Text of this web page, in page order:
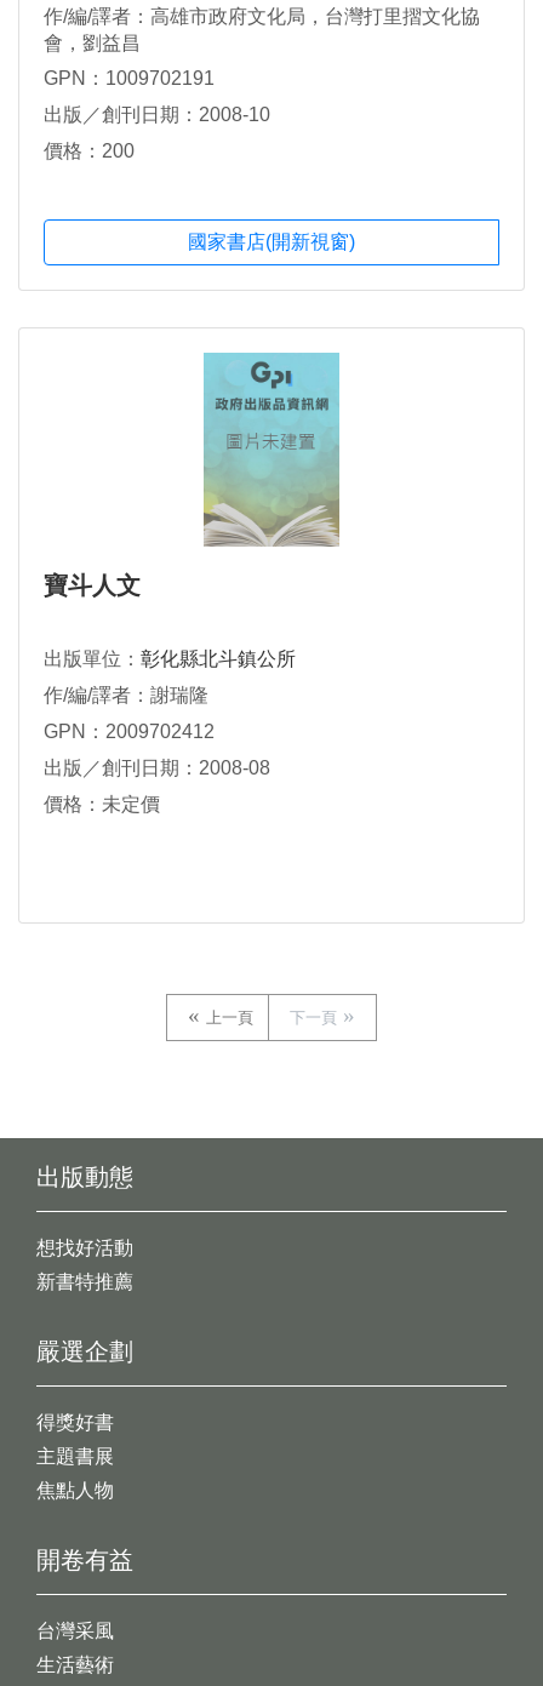
作/編/譯者：高雄市政府文化局，台灣打里摺文化協
會，劉益昌
GPN：1009702191
出版／創刊日期：2008-10
價格：200
國家書店(開新視窗)
寶斗人文
出版單位： 彰化縣北斗鎮公所
作/編/譯者：謝瑞隆
GPN：2009702412
出版／創刊日期：2008-08
價格：未定價
上一頁 下一頁
出版動態
想找好活動
新書特推薦
開卷有益
台灣采風
生活藝術
嚴選企劃
得獎好書
主題書展
焦點人物